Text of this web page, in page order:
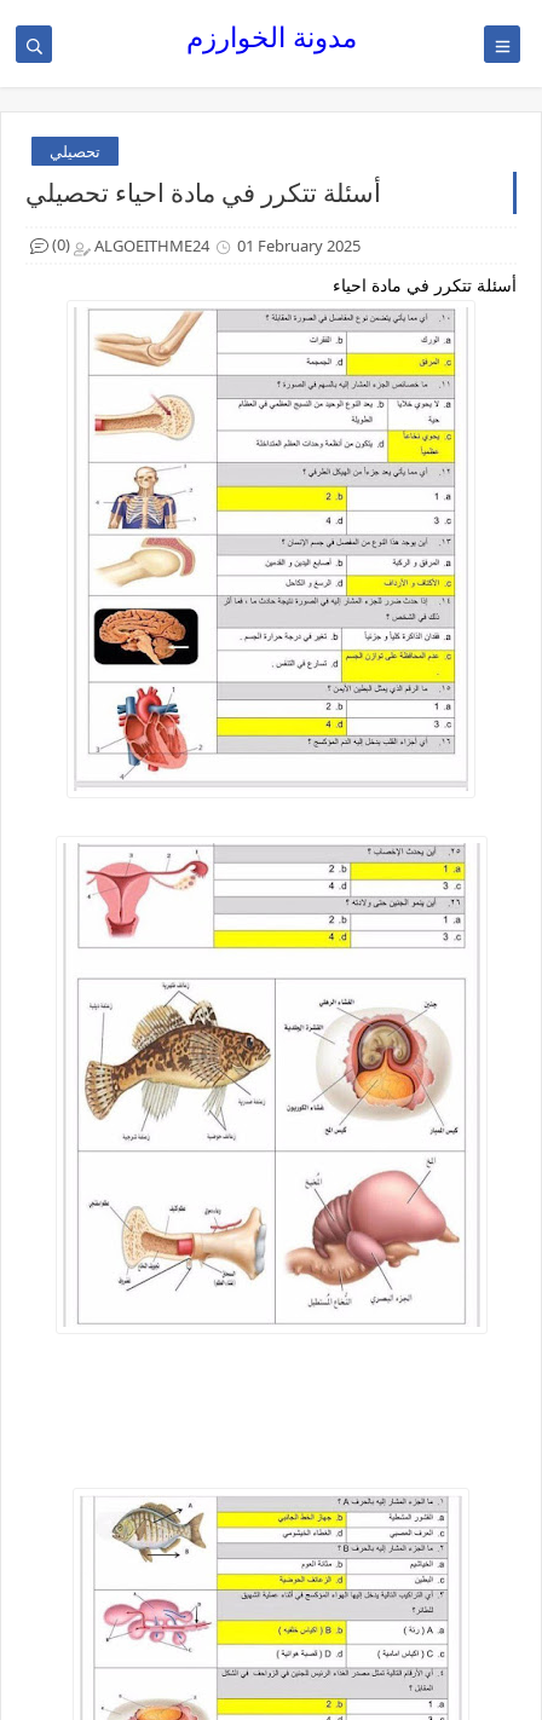
مدونة الخوارزم
تحصيلي
أسئلة تتكرر في مادة احياء تحصيلي
ALGOEITHME24 01 February 2025
(0)
أسئلة تتكرر في مادة احياء